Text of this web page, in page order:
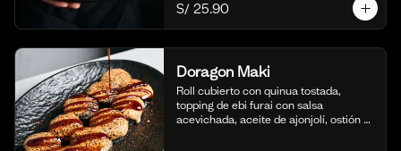
S/ 25.90
Doragon Maki
Roll cubierto con quinua tostada,
topping de ebi furai con salsa
acevichada, aceite de ajonjolí, ostión y